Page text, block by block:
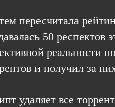
пересчитала
50
реальности
и получил за
удаляет все